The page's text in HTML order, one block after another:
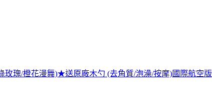
玫瑰/橙花漫舞)★送原廠木勺 (去角質/泡澡/按摩)國際航空版